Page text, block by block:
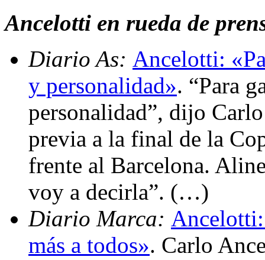
Ancelotti en rueda de
Diario As: Ancelotti:
y personalidad». “Para
personalidad”, dijo
previa a la final de la
frente al Barcelona.
voy a decirla”. (…)
Diario Marca:
más a todos». Carlo